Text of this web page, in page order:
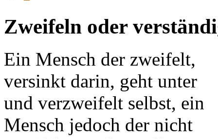
Zweifeln oder
Ein Mensch der zweifelt,
versinkt darin, geht unter
und verzweifelt selbst, ein
Mensch jedoch der nicht